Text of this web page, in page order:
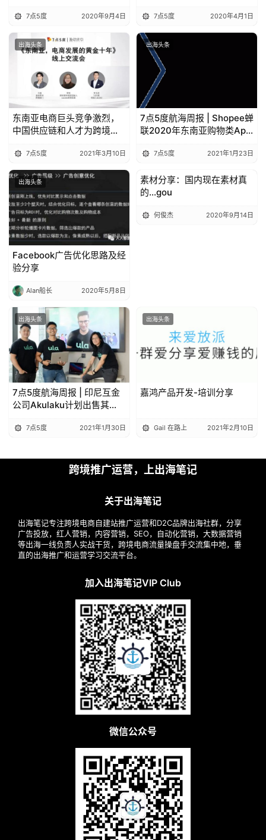
7点5度 2020年9月4日 7点5度 2020年4月1日
出海头条
东南亚电商巨头竞争激烈，
中国供应链和人才为跨境创
7点5度 2021年3月10日
出海头条
7点5度航海周报 | Shopee蝉
联2020年东南亚购物类App
峰资本投资新加坡“先买后
7点5度 2021年1月23日
出海头条
Facebook广告优化思路及经
验分享
Alan船长 2020年5月8日
出海头条
素材分享：国内现在素材真
的...gou
何俊杰 2020年9月14日
出海头条
7点5度航海周报 | 印尼互金
公司Akulaku计划出售其
主权财富基金收到约100亿
7点5度 2021年1月30日
出海头条
嘉鸿产品开发-培训分享
Gail 在路上 2021年2月10日
跨境推广运营，上出海笔记
关于出海笔记
出海笔记专注跨境电商自建站推广运营和D2C品牌出海社群，分享
广告投放，红人营销，内容营销，SEO，自动化营销，大数据营销
等出海一线负责人实战干货，跨境电商流量操盘手交流集中地，垂
直的出海推广和运营学习交流平台。
加入出海笔记VIP Club
微信公众号